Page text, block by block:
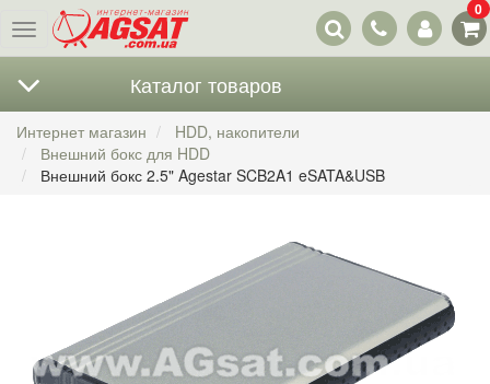
Меню
Наши
контакты
0
Каталог товаров
Интернет магазин
HDD, накопители
Внешний бокс для HDD
Внешний бокс 2.5" Agestar SCB2A1 eSATA&USB